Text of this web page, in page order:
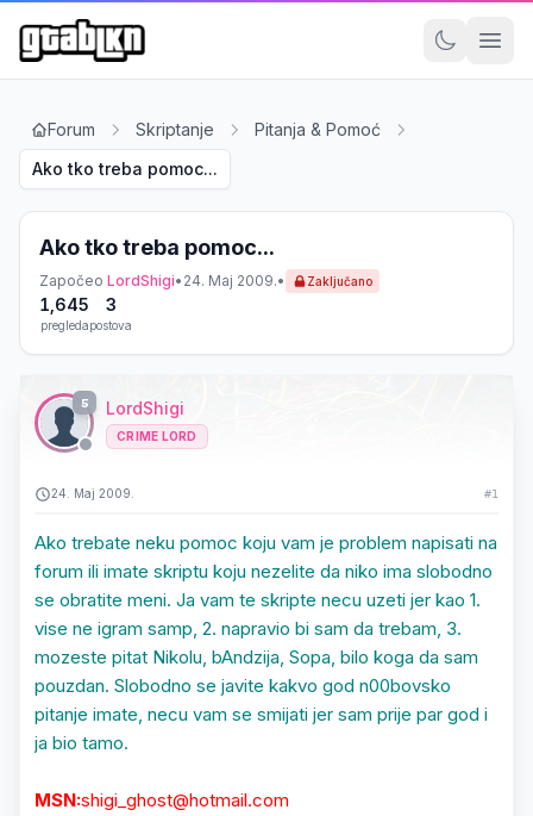
Forum Skriptanje
Pitanja & Pomoć
Ako tko treba pomoc...
Ako tko treba pomoc...
Započeo LordShigi• 24. Maj 2009.• Zaključano
1,645
pregleda
3
postova
5 LordShigi
CRIME LORD
24. Maj 2009. #1
Ako trebate neku pomoc koju vam je problem napisati na
forum ili imate skriptu koju nezelite da niko ima slobodno
se obratite meni. Ja vam te skripte necu uzeti jer kao 1.
vise ne igram samp, 2. napravio bi sam da trebam, 3.
mozeste pitat Nikolu, bAndzija, Sopa, bilo koga da sam
pouzdan. Slobodno se javite kakvo god n00bovsko
pitanje imate, necu vam se smijati jer sam prije par god i
ja bio tamo.
MSN:shigi_ghost@hotmail.com